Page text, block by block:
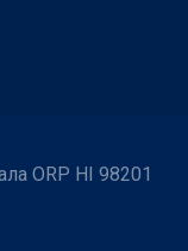
ORP HI 98201